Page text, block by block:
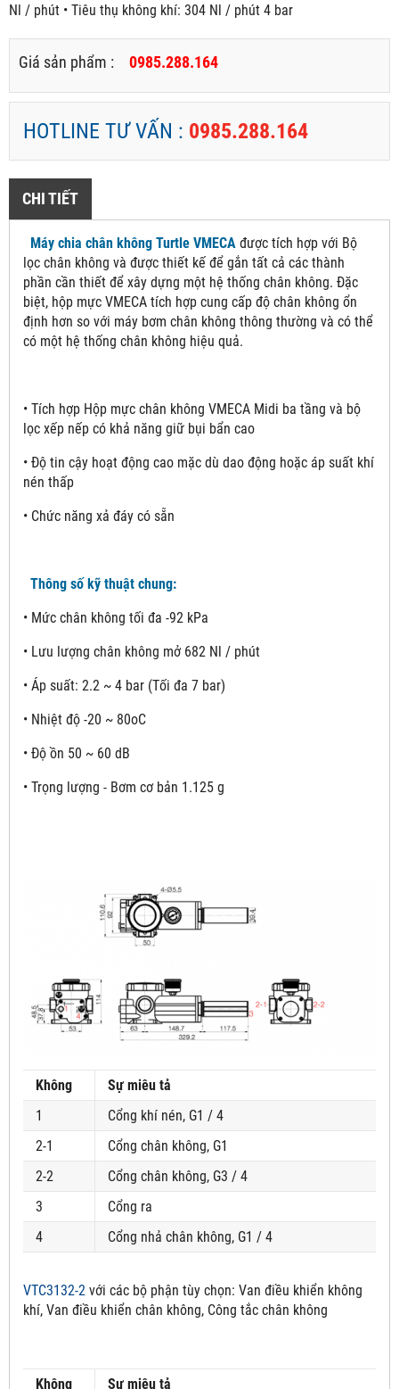
Nl / phút • Tiêu thụ không khí: 304 Nl / phút 4 bar
Giá sản phẩm : 0985.288.164
HOTLINE TƯ VẤN : 0985.288.164
CHI TIẾT
Máy chia chân không Turtle VMECA được tích hợp với Bộ
lọc chân không và được thiết kế để gắn tất cả các thành
phần cần thiết để xây dựng một hệ thống chân không. Đặc
biệt, hộp mực VMECA tích hợp cung cấp độ chân không ổn
định hơn so với máy bơm chân không thông thường và có thể
có một hệ thống chân không hiệu quả.
• Tích hợp Hộp mực chân không VMECA Midi ba tầng và bộ
lọc xếp nếp có khả năng giữ bụi bẩn cao
• Độ tin cậy hoạt động cao mặc dù dao động hoặc áp suất khí
nén thấp
• Chức năng xả đáy có sẵn
Thông số kỹ thuật chung:
• Mức chân không tối đa -92 kPa
• Lưu lượng chân không mở 682 Nl / phút
• Áp suất: 2.2 ~ 4 bar (Tối đa 7 bar)
• Nhiệt độ -20 ~ 80oC
• Độ ồn 50 ~ 60 dB
• Trọng lượng - Bơm cơ bản 1.125 g
Không
Sự miêu tả
1
Cổng khí nén, G1 / 4
2-1
Cổng chân không, G1
2-2
Cổng chân không, G3 / 4
3
Cổng ra
4
Cổng nhả chân không, G1 / 4
VTC3132-2 với các bộ phận tùy chọn: Van điều khiển không
khí, Van điều khiển chân không, Công tắc chân không
Không Sự miêu tả